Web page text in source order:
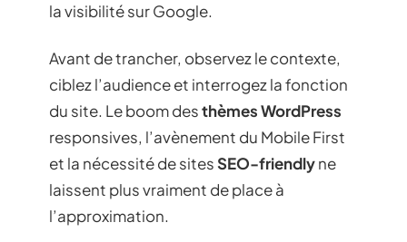
la visibilité sur Google.
Avant de trancher, observez le contexte,
ciblez l’audience et interrogez la fonction
du site. Le boom desthèmes WordPress
responsives, l’avènement du Mobile First
et la nécessité de sites SEO-friendlyne
laissent plus vraiment de place à
l’approximation.